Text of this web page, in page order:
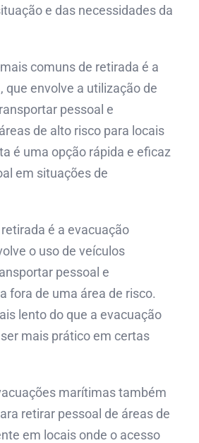
e das necessidades da
comuns de retirada é a
que envolve a utilização de
pessoal e
de alto risco para locais
é uma opção rápida e eficaz
em situações de
é a evacuação
o uso de veículos
pessoal e
fora de uma área de risco.
lento do que a evacuação
mais prático em certas
marítimas também
retirar pessoal de áreas de
em locais onde o acesso